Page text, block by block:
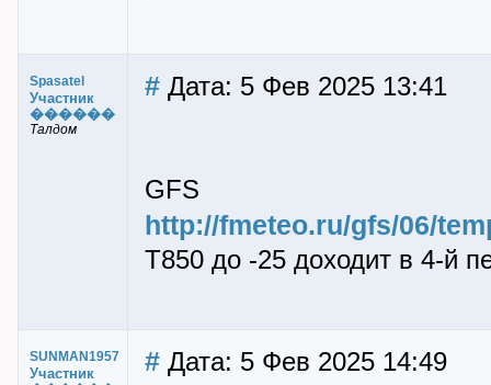
Spasatel
Участник
������
Талдом
# Дата: 5 Фев 2025 13:41
GFS
http://fmeteo.ru/gfs/06/
T850 до -25 доходит в 4-й
SUNMAN1957
Участник
# Дата: 5 Фев 2025 14:49